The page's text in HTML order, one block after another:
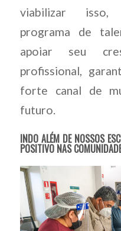
viabilizar isso,
programa de
apoiar seu
profissional,
forte canal de
futuro.
INDO ALÉM DE NOSSOS
POSITIVO NAS